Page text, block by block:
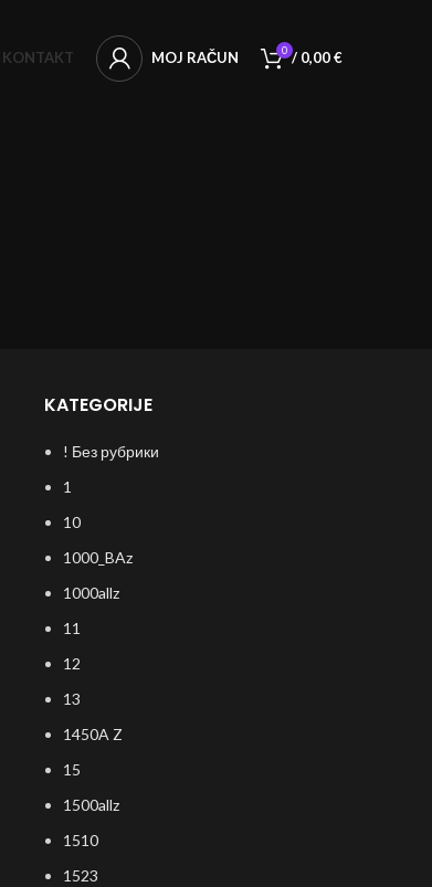
KONTAKT MOJ RAČUN 0 / 0,00€
KATEGORIJE
! Без рубрики
1
10
1000_BAz
1000allz
11
12
13
1450A Z
15
1500allz
1510
1523